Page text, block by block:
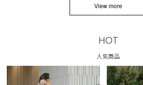
View more
HOT
人気商品